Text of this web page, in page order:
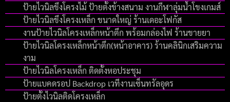
ป้ายไวนิลขึงโครงไม้ ป้ายตั้งข้างสนาม งานกีฬาลุ่มน้ำโขงเกมส์
ป้ายไวนิลขึงโครงเหล็ก ขนาดใหญ่ ร้านเดอะโฟกัส
งานป้ายไวนิลโครงเหล็กหน้าตึก พร้อมกล่องไฟ ร้านขายยา
ป้ายไวนิลโครงเหล็กหน้าตึก(หน้าอาคาร) ร้านคลินิกเสริมความ
งาม
ป้ายไวนิลโครงเหล็ก ติดตั้งหอประชุม
ป้ายแบคดรอป Backdrop เวทีงานเซ็นทรัลอุดร
ป้ายตั้งไวนิลติดโครงเหล็ก